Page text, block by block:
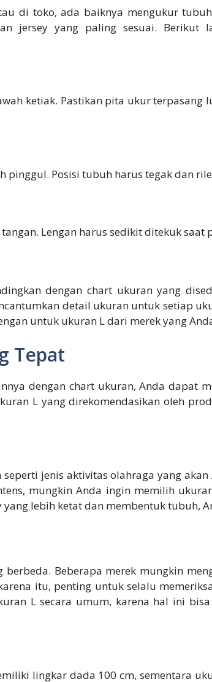
di toko, ada baiknya mengukur
jersey yang paling sesuai. Berikut
ketiak. Pastikan pita ukur terpasang
Posisi tubuh harus tegak dan
Lengan harus sedikit ditekuk saat
dengan chart ukuran yang
detail ukuran untuk setiap
untuk ukuran L dari merek yang
Tepat
dengan chart ukuran, Anda dapat
L yang direkomendasikan oleh
jenis aktivitas olahraga yang akan
mungkin Anda ingin memilih
lebih ketat dan membentuk tubuh,
Beberapa merek mungkin
itu, penting untuk selalu
L secara umum, karena hal ini
lingkar dada 100 cm, sementara